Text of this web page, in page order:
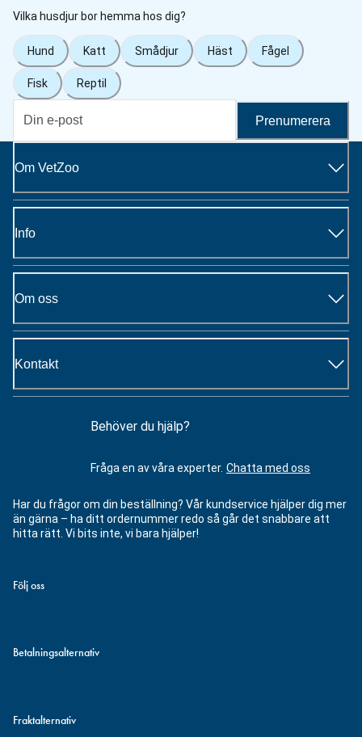
Vilka husdjur bor hemma hos dig?
Hund Katt Smådjur Häst Fågel
Fisk Reptil
Prenumerera
Om VetZoo
Info
Om oss
Kontakt
Behöver du hjälp?
Fråga en av våra experter. Chatta med oss
Har du frågor om din beställning? Vår kundservice hjälper dig mer
än gärna – ha ditt ordernummer redo så går det snabbare att
hitta rätt. Vi bits inte, vi bara hjälper!
Följ oss
Betalningsalternativ
Fraktalternativ